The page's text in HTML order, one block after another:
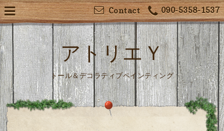
090-5358-1537
Contact
アトリエＹ
トール＆デコラティブペインティング